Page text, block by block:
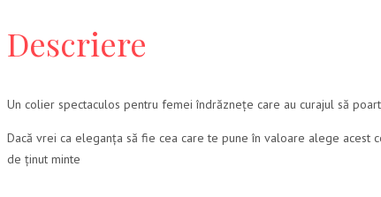
Descriere
Un colier spectaculos pentru femei îndrăznețe care au curajul să
Dacă vrei ca eleganța să fie cea care te pune în valoare alege
de ținut minte